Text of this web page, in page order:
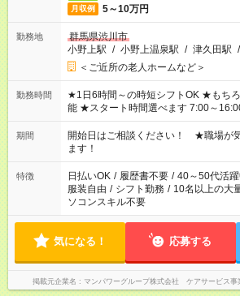
月収例 5～10万円
勤務地
群馬県渋川市
小野上駅 / 小野上温泉駅 / 津久田駅 /
＜ご近所の老人ホームなど＞
勤務時間
★1日6時間～の時短シフトOK ★もちろんフルタイムシフトも可
能 ★スタート時間選べます 7:00～
20:00 など 残業なし！ ※Wワークの場合、他のお仕事と合わせ
週40時間超の就業はご案内できませ
間以上勤務は社会保険への加入対象と
（日雇い派遣の原則禁止）により、短
案内が難しい場合があります
期間
開始日はご相談ください！ ★職場が
ます！
特徴 日払いOK / 履歴書不要 / 40～50代活
服装自由 / シフト勤務 / 10名以上の大
ソコンスキル不要
気になる！ 応募する
掲載元企業名 マンパワーグループ株式会社 ケアサービス事